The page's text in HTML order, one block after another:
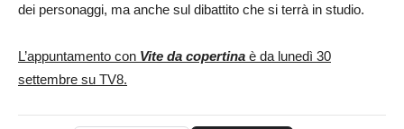
dei personaggi, ma anche sul dibattito che si terrà in studio.
L’appuntamento con Vite da copertina è da lunedì 30
settembre su TV8.